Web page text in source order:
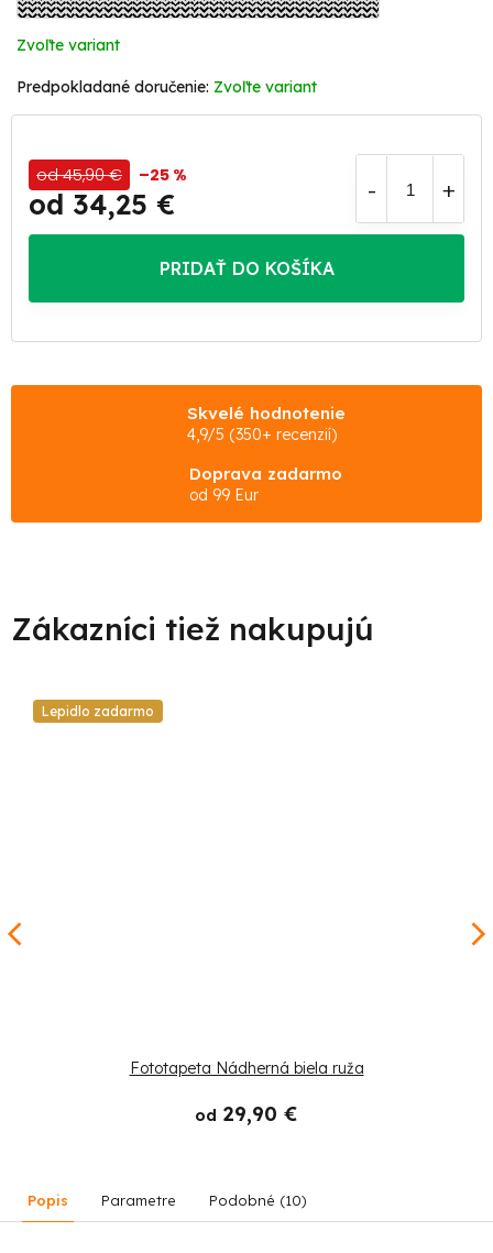
Zvoľte variant
Zvoľte variant
od 45,90 € –25 %
od 34,25 €
Jednotková
PRIDAŤ DO KOŠÍKA
Skvelé hodnotenie
4,9/5 (350+ recenzií)
Doprava zadarmo
od 99 Eur
Lepidlo zadarmo
Fototapeta Nádherná biela ruža
od 29,90 €
Popis Parametre Podobné (10)